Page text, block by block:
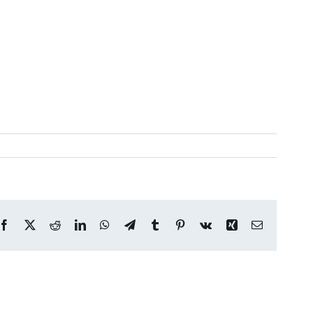
Facebook
X RedditLinkedInWhatsApp
TelegramTumblr Pinterest
Vk Xing Correo